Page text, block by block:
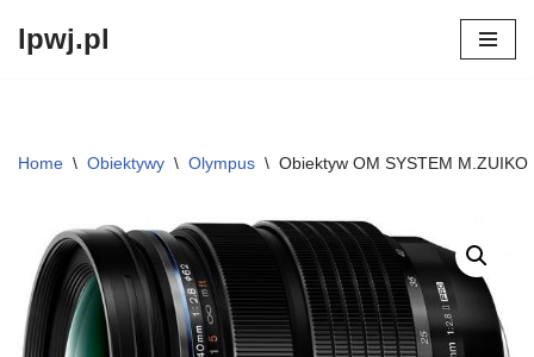
lpwj.pl
Home \ Obiektywy \ Olympus \ Obiektyw OM SYSTEM